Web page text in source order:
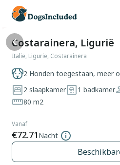
Costarainera, Ligurië
Italië, Ligurië, Costarainera
2 Honden toegestaan, meer
2 slaapkamer
1 badkamer
80 m2
Vanaf
€72.71 Nacht